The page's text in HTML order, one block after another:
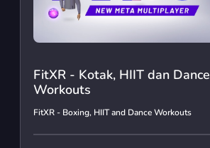
FitXR - Kotak, HIIT dan Dance
Workouts
FitXR - Boxing, HIIT and Dance Workouts